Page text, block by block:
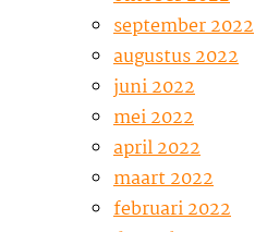
september 2022
augustus 2022
juni 2022
mei 2022
april 2022
maart 2022
februari 2022